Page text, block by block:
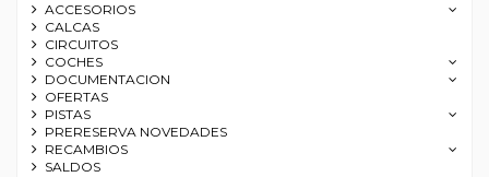
ACCESORIOS
CALCAS
CIRCUITOS
COCHES
DOCUMENTACION
OFERTAS
PISTAS
PRERESERVA NOVEDADES
RECAMBIOS
SALDOS